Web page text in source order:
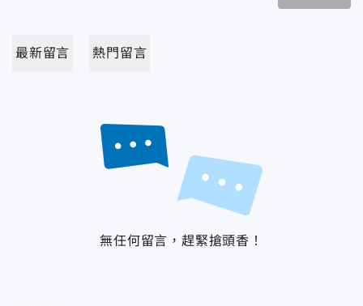
最新留言 熱門留言
無任何留言，趕緊搶頭香！